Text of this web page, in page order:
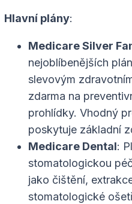
Hlavní plány:
Medicare Silver
nejoblíbenějších
slevovým
zdarma na
prohlídky. Vhodný
poskytuje základní
Medicare Dental:
stomatologickou
jako čištění,
stomatologické